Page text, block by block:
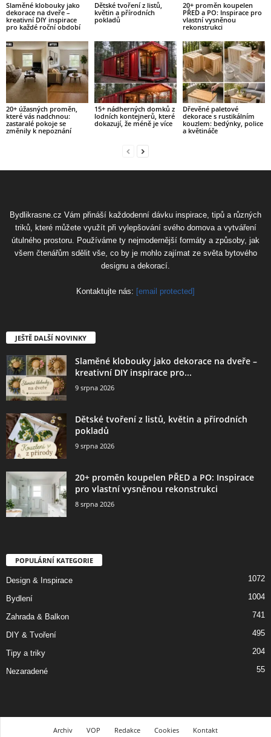
Slaměné klobouky jako
dekorace na dveře –
kreativní DIY inspirace
pro každé roční období
Dětské tvoření z listů,
květin a přírodních
pokladů
20+ proměn koupelen
PŘED a PO: Inspirace pro
vlastní vysněnou
rekonstrukci
20+ úžasných proměn,
které vás nadchnou:
zastaralé pokoje se
změnily k nepoznání
15+ nádherných domků z
lodních kontejnerů, které
dokazují, že méně je více
Dřevěné paletové
dekorace s rustikálním
kouzlem: bedýnky, police
a květináče
Bydlikrasne.cz Vám přináší každodenní dávku inspirace, tipů a různých
triků, které můžete využít při vylepšování svého domova a vytváření
útulného prostoru. Používáme ty nejmodernější formáty a způsoby, jak
všem čtenářům sdělit vše, co by je mohlo zajímat ze světa bytového
designu a dekorací.
Kontaktujte nás: [email protected]
JEŠTĚ DALŠÍ NOVINKY
Slaměné klobouky jako dekorace na dveře –
kreativní DIY inspirace pro...
9 srpna 2026
Dětské tvoření z listů, květin a přírodních
pokladů
9 srpna 2026
20+ proměn koupelen PŘED a PO: Inspirace
pro vlastní vysněnou rekonstrukci
8 srpna 2026
POPULÁRNÍ KATEGORIE
Design & Inspirace 1072
Bydlení 1004
Zahrada & Balkon 741
DIY & Tvoření 495
Tipy a triky 204
Nezaradené 55
Archiv VOP Redakce Cookies Kontakt